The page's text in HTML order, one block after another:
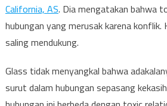
California, AS. Dia mengatakan bahwa
hubungan yang merusak karena konflik.
saling mendukung.
Glass tidak menyangkal bahwa
surut dalam hubungan sepasang